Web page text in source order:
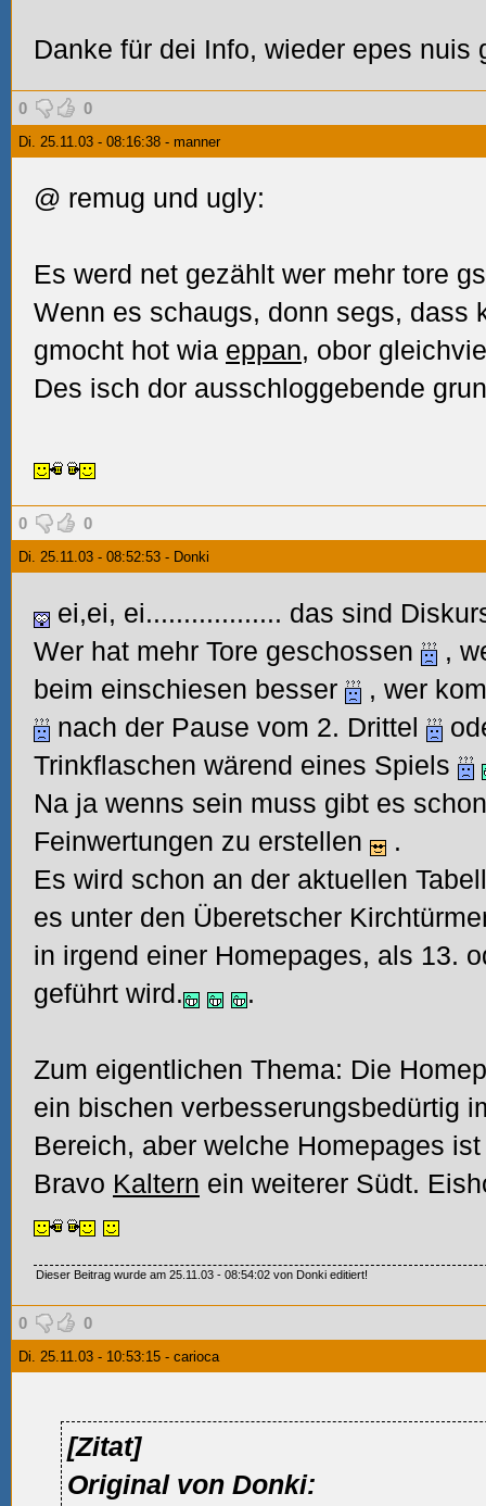
Danke für dei Info, wieder epes nuis
0 0
Di. 25.11.03 - 08:16:38 - manner
@ remug und ugly:
Es werd net gezählt wer mehr tore
Wenn es schaugs, donn segs, dass
gmocht hot wia eppan, obor
Des isch dor ausschloggebende
0 0
Di. 25.11.03 - 08:52:53 - Donki
ei,ei, ei.................. das sind
Wer hat mehr Tore geschossen
,
beim einschiesen besser
, wer
nach der Pause vom 2. Drittel
Trinkflaschen wärend eines Spiels
Na ja wenns sein muss gibt es
Feinwertungen zu erstellen
.
Es wird schon an der aktuellen
es unter den Überetscher
in irgend einer Homepages, als 13.
geführt wird.
.
Zum eigentlichen Thema: Die
ein bischen verbesserungsbedürtig
Bereich, aber welche Homepages
Bravo Kaltern ein weiterer Südt.
Dieser Beitrag wurde am 25.11.03 - 08:54:02 von Donki editiert!
0 0
Di. 25.11.03 - 10:53:15 - carioca
[Zitat]
Original von Donki: